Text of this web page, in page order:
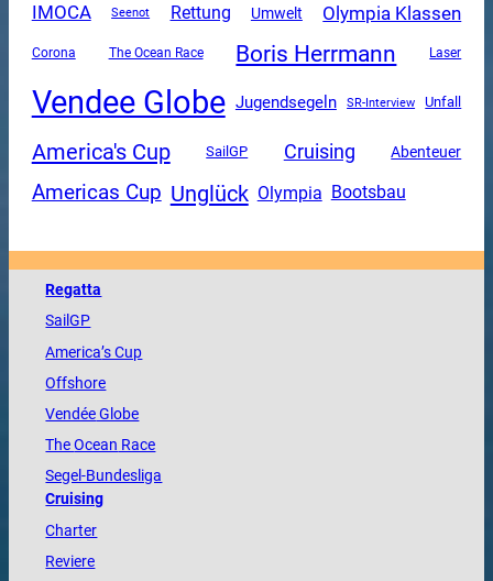
IMOCA Seenot Rettung Umwelt Olympia Klassen
Corona The Ocean Race Boris Herrmann Laser
Vendee Globe Jugendsegeln SR-Interview Unfall
America's Cup SailGP Cruising Abenteuer
Americas Cup Unglück Olympia Bootsbau
Regatta
SailGP
America’s Cup
Offshore
VendéeGlobe
TheOcean Race
Segel-Bundesliga
Cruising
Charter
Reviere